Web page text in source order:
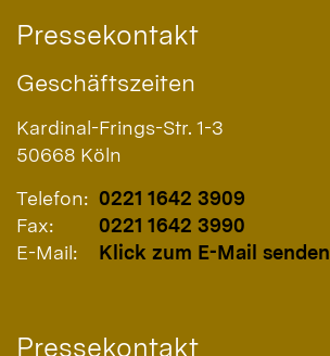
Pressekontakt
Geschäftszeiten
Kardinal-Frings-Str. 1-3
50668 Köln
Telefon: 0221 1642 3909
Fax:
0221 1642 3990
E-Mail:
Klick zum E-Mail senden
Pressekontakt